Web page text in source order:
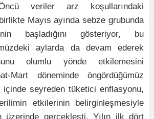
veriler arz koşullarındaki
Mayıs ayında sebze grubunda
başladığını gösteriyor, bu
aylarda da devam ederek
olumlu yönde etkilemesini
Mart döneminde öngördüğümüz
içinde seyreden tüketici enflasyonu,
etkilerinin belirginleşmesiyle
üzerinde gerçekleşti. Yılın ilk dört